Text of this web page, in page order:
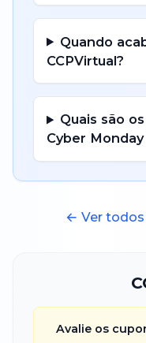
Quando
CCPVirtual?
Quais são
Cyber Monday
← Ver
Avalie os